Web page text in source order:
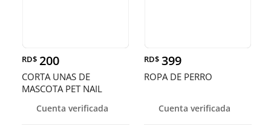
RD$ 200
CORTA UNAS DE
MASCOTA PET NAIL
Cuenta verificada
RD$ 399
ROPA DE PERRO
Cuenta verificada